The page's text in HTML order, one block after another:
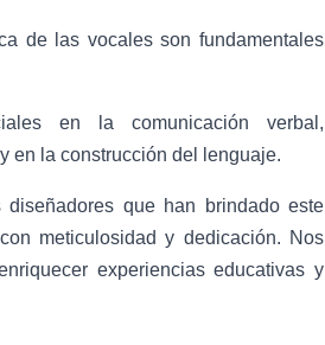
de las vocales son fundamentales
en la comunicación verbal,
en la construcción del lenguaje.
que han brindado este
meticulosidad y dedicación. Nos
experiencias educativas y